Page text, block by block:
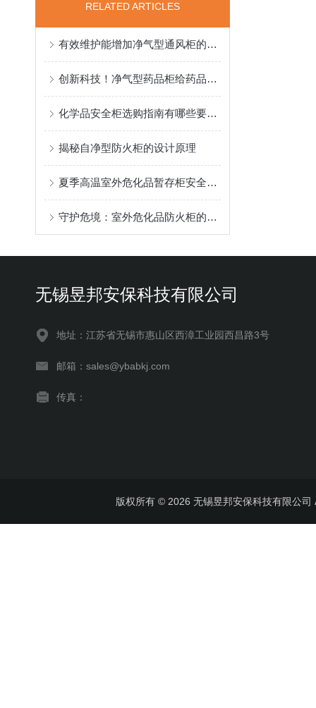
RELATED ARTICLES
有效维护能增加净气型通风柜的使用寿命
创新科技！净气型药品柜给药品提供有效保护
化学品安全柜选购指南有哪些要求？
揭秘自净型防火柜的设计原理
夏季高温室外危化品暂存柜安全使用全规范
守护危境：室外危化品防火柜的职责与挑战
无锡昱邦安保科技有限公司
地址：江苏省无锡市惠山区西漳工业园西昌路3号
邮箱：sales@ybabkj.com
传真：
版权所有 © 2026 无锡昱邦安保科技有限